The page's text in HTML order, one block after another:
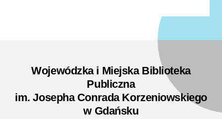
Wojewódzka i Miejska Biblioteka
Publiczna
im. Josepha Conrada Korzeniowskiego
w Gdańsku